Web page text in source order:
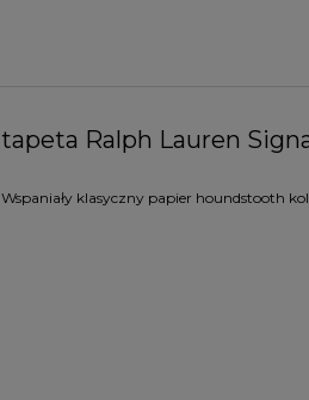
tapeta Ralph Lauren
Wspaniały klasyczny papier houndstooth